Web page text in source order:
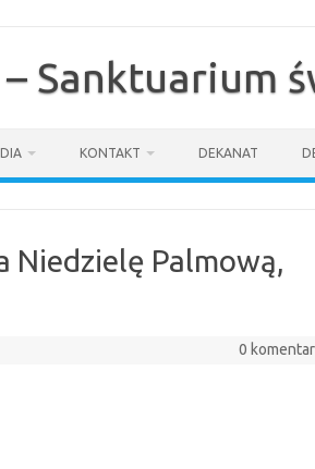
Sanktuarium
KONTAKT DEKANAT
Niedzielę Palmową,
0